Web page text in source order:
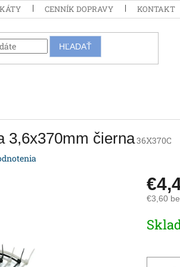
CENNÍK DOPRAVY KONTAKT
HĽADAŤ
3,6x370mm čierna36X370C
€3,60
cena: